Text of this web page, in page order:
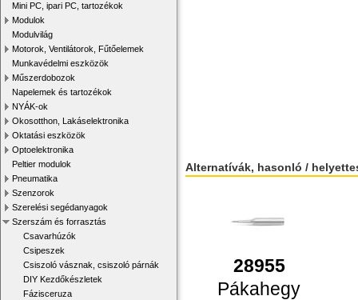
Mini PC, ipari PC, tartozékok
Modulok
Modulvilág
Motorok, Ventilátorok, Fűtőelemek
Munkavédelmi eszközök
Műszerdobozok
Napelemek és tartozékok
NYÁK-ok
Okosotthon, Lakáselektronika
Oktatási eszközök
Optoelektronika
Peltier modulok
Pneumatika
Szenzorok
Szerelési segédanyagok
Szerszám és forrasztás
Csavarhúzók
Csipeszek
Csiszoló vásznak, csiszoló párnák
DIY Kezdőkészletek
Fázisceruza
Alternatívák, hasonló /
28955
Pákahegy